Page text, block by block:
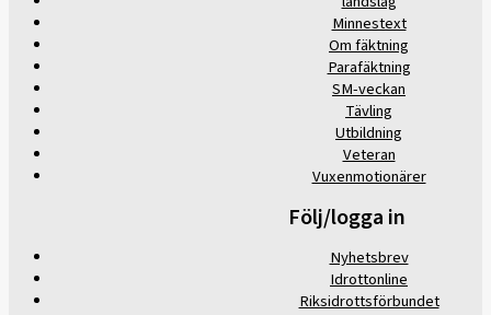
Minnestext
Om fäktning
Parafäktning
SM-veckan
Tävling
Utbildning
Veteran
Vuxenmotionärer
Följ/logga in
Nyhetsbrev
Idrottonline
Riksidrottsförbundet